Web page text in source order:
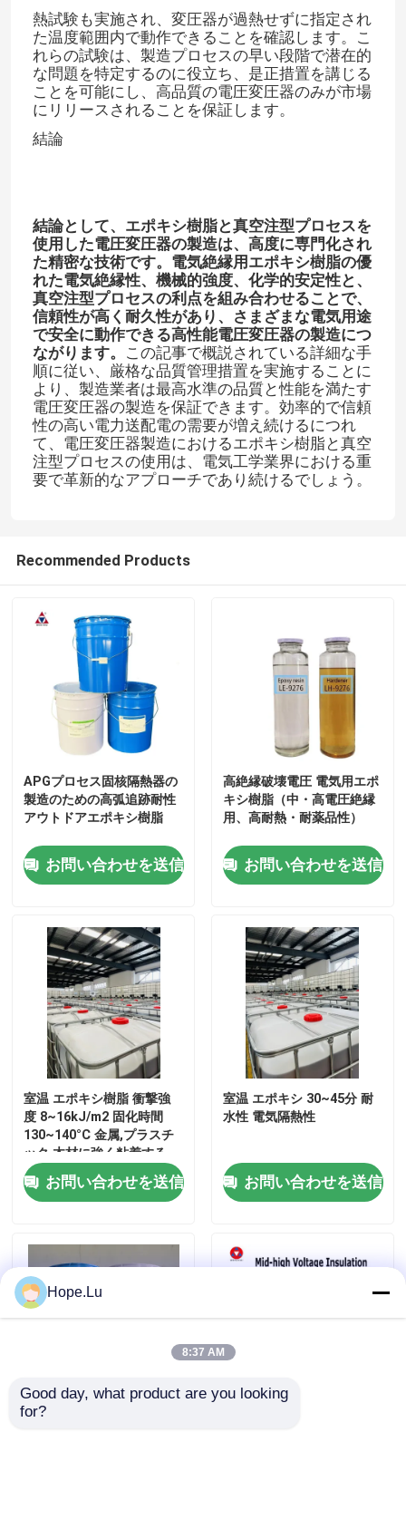
熱試験も実施され、変圧器が過熱せずに指定され
た温度範囲内で動作できることを確認します。こ
れらの試験は、製造プロセスの早い段階で潜在的
な問題を特定するのに役立ち、是正措置を講じる
ことを可能にし、高品質の電圧変圧器のみが市場
にリリースされることを保証します。​
結論
結論として、エポキシ樹脂と真空注型プロセスを
使用した電圧変圧器の製造は、高度に専門化され
た精密な技術です。電気絶縁用エポキシ樹脂の優
れた電気絶縁性、機械的強度、化学的安定性と、
真空注型プロセスの利点を組み合わせることで、
信頼性が高く耐久性があり、さまざまな電気用途
で安全に動作できる高性能電圧変圧器の製造につ
ながります。​
この記事で概説されている詳細な手
順に従い、厳格な品質管理措置を実施することに
より、製造業者は最高水準の品質と性能を満たす
電圧変圧器の製造を保証できます。効率的で信頼
性の高い電力送配電の需要が増え続けるにつれ
て、電圧変圧器製造におけるエポキシ樹脂と真空
注型プロセスの使用は、電気工学業界における重
要で革新的なアプローチであり続けるでしょう。
Recommended Products
APGプロセス固核隔熱器の
製造のための高弧追跡耐性
アウトドアエポキシ樹脂
お問い合わせを送信
高絶縁破壊電圧 電気用エポ
キシ樹脂（中・高電圧絶縁
用、高耐熱・耐薬品性）
お問い合わせを送信
室温 エポキシ樹脂 衝撃強
度 8~16kJ/m2 固化時間
130~140°C 金属,プラスチ
ック,木材に強く粘着する
6~10時間
お問い合わせを送信
室温 エポキシ 30~45分 耐
水性 電気隔熱性
お問い合わせを送信
産業用途向け高電気絶縁V0
Hope.Lu
8:37 AM
Good day, what product are you looking
for?